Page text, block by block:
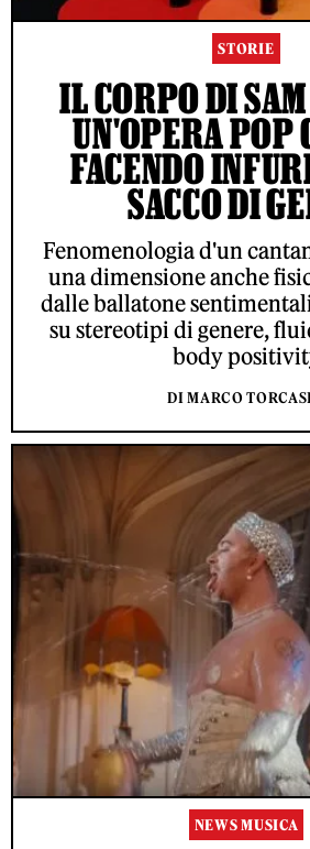
STORIE
IL CORPO DI
UN'OPERA POP
FACENDO
SACCO DI
Fenomenologia d'un
una dimensione anche
dalle ballatone
su stereotipi di genere,
body
DI MARCO
NEWS MUSICA